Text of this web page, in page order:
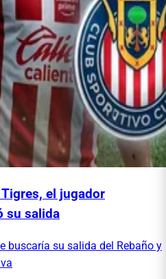
el jugador
su salida
buscaría su salida del Rebaño y